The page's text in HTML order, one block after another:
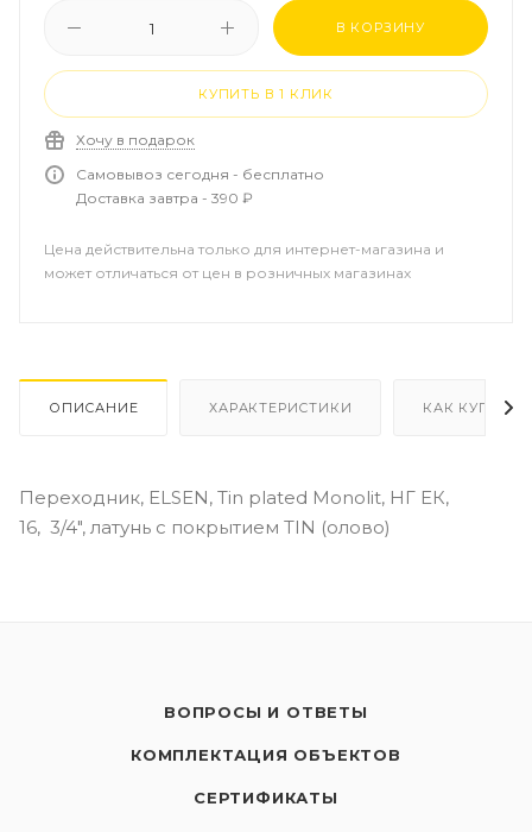
В КОРЗИНУ
КУПИТЬ В 1 КЛИК
Хочу в подарок
Самовывоз сегодня - бесплатно
Доставка завтра - 390 ₽
Цена действительна только для интернет-магазина и
может отличаться от цен в розничных магазинах
ОПИСАНИЕ ХАРАКТЕРИСТИКИ КАК КУПИТЬ
Переходник, ELSEN, Tin plated Monolit, НГ ЕК,
16, 3/4", латунь с покрытием TIN (олово)
ВОПРОСЫ И ОТВЕТЫ
КОМПЛЕКТАЦИЯ ОБЪЕКТОВ
СЕРТИФИКАТЫ